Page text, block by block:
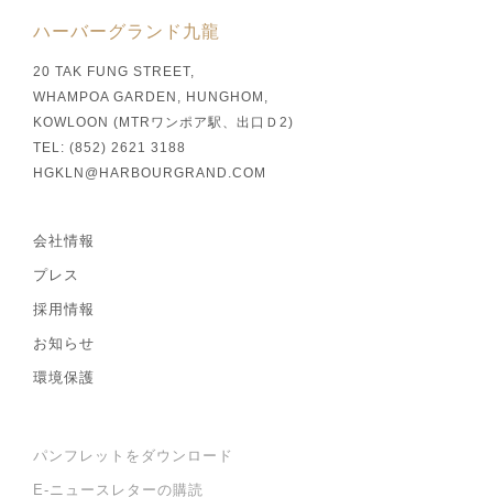
ハーバーグランド九龍
20 TAK FUNG STREET,
WHAMPOA GARDEN, HUNGHOM,
KOWLOON (MTRワンポア駅、出口Ｄ2)
TEL: (852) 2621 3188
HGKLN@HARBOURGRAND.COM
会社情報
プレス
採用情報
お知らせ
環境保護
パンフレットをダウンロード
E-ニュースレターの購読